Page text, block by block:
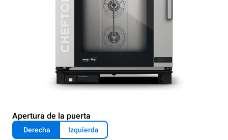
Apertura de la puerta
Derecha Izquierda